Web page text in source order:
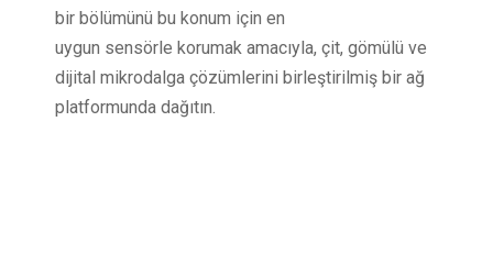
bir bölümünü bu konum için en
uygun sensörle korumak amacıyla, çit, gömülü ve
dijital mikrodalga çözümlerini birleştirilmiş bir ağ
platformunda dağıtın.